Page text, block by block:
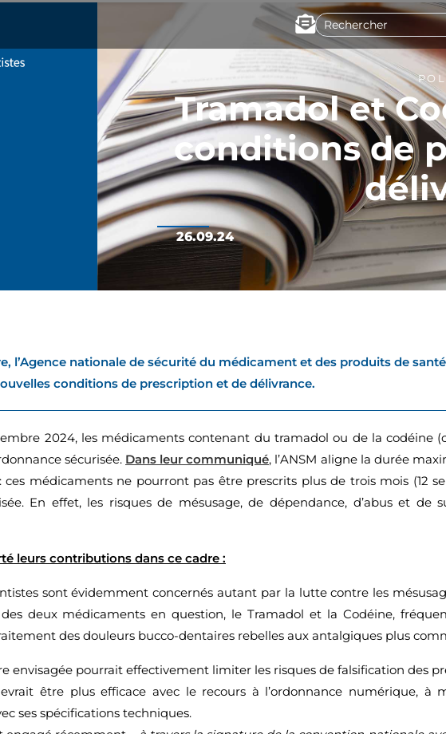
Tramadol et
conditions de
26.09.24
l’Agence nationale de sécurité du médicament et des produits de
conditions de prescription et de délivrance.
2024, les médicaments contenant du tramadol ou de la codéine
sécurisée. Dans leur communiqué, l’ANSM aligne la durée
médicaments ne pourront pas être prescrits plus de trois mois (12
En effet, les risques de mésusage, de dépendance, d’abus et de
leurs contributions dans ce cadre :
sont évidemment concernés autant par la lutte contre les
des deux médicaments en question, le Tramadol et la Codéine,
des douleurs bucco-dentaires rebelles aux antalgiques plus
envisagée pourrait effectivement limiter les risques de falsification des
être plus efficace avec le recours à l’ordonnance numérique, à
ses spécifications techniques.